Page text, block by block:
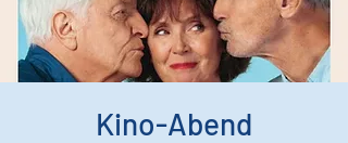
Kino-Abend